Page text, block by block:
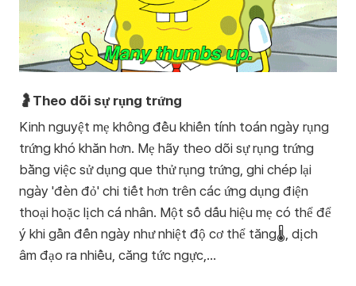
🤰Theo dõi sự rụng trứng
Kinh nguyệt mẹ không đều khiến tính toán ngày rụng
trứng khó khăn hơn. Mẹ hãy theo dõi sự rụng trứng
bằng việc sử dụng que thử rụng trứng, ghi chép lại
ngày 'đèn đỏ' chi tiết hơn trên các ứng dụng điện
thoại hoặc lịch cá nhân. Một số dấu hiệu mẹ có thể để
ý khi gần đến ngày như nhiệt độ cơ thể tăng🌡️, dịch
âm đạo ra nhiều, căng tức ngực,...